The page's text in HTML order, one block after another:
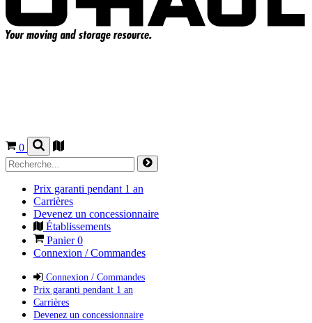
0
Prix garanti pendant 1 an
Carrières
Devenez un concessionnaire
Établissements
Panier0
Connexion / Commandes
Connexion / Commandes
Prix garanti pendant 1 an
Carrières
Devenez un concessionnaire